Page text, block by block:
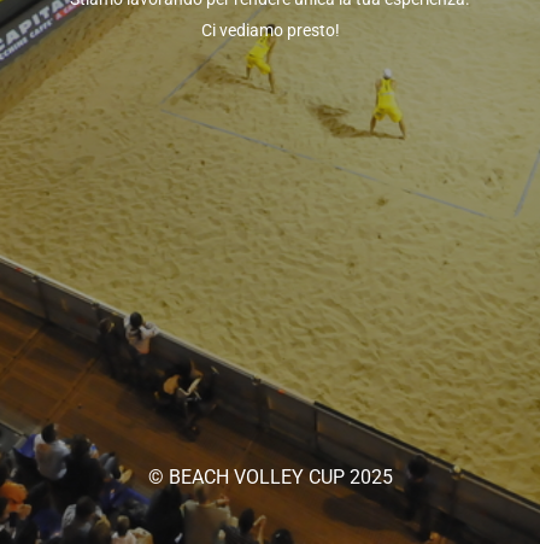
Ci vediamo presto!
© BEACH VOLLEY CUP 2025